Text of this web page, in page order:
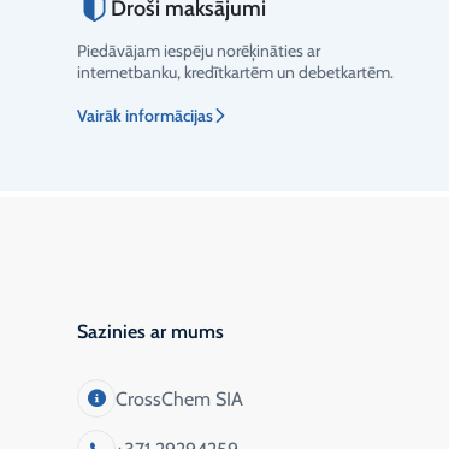
Vērtējums
Droši maksājumi
Piedāvājam iespēju norēķināties ar
internetbanku, kredītkartēm un debetkartēm.
Vairāk informācijas
Sazinies ar mums
CrossChem SIA